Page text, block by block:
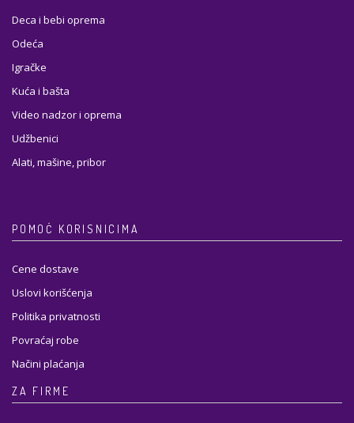
Deca i bebi oprema
Odeća
Igračke
Kuća i bašta
Video nadzor i oprema
Udžbenici
Alati, mašine, pribor
POMOĆ KORISNICIMA
Cene dostave
Uslovi korišćenja
Politika privatnosti
Povraćaj robe
Načini plaćanja
ZA FIRME